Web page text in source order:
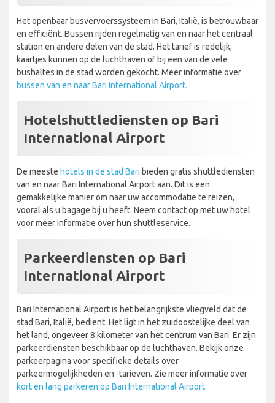
Het openbaar busvervoerssysteem in Bari, Italië, is betrouwbaar
en efficiënt. Bussen rijden regelmatig van en naar het centraal
station en andere delen van de stad. Het tarief is redelijk;
kaartjes kunnen op de luchthaven of bij een van de vele
bushaltes in de stad worden gekocht. Meer informatie over
bussen van en naar Bari International Airport.
Hotelshuttlediensten op Bari
International Airport
De meeste hotels in de stad Bari bieden gratis shuttlediensten
van en naar Bari International Airport aan. Dit is een
gemakkelijke manier om naar uw accommodatie te reizen,
vooral als u bagage bij u heeft. Neem contact op met uw hotel
voor meer informatie over hun shuttleservice.
Parkeerdiensten op Bari
International Airport
Bari International Airport is het belangrijkste vliegveld dat de
stad Bari, Italië, bedient. Het ligt in het zuidoostelijke deel van
het land, ongeveer 8 kilometer van het centrum van Bari. Er zijn
parkeerdiensten beschikbaar op de luchthaven. Bekijk onze
parkeerpagina voor specifieke details over
parkeermogelijkheden en -tarieven. Zie meer informatie over
kort en lang parkeren op Bari International Airport.